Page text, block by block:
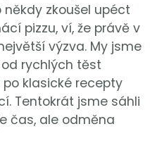
někdy zkoušel upéct
pizzu, ví, že právě v
výzva. My jsme
rychlých těst
klasické recepty
Tentokrát jsme sáhli
čas, ale odměna